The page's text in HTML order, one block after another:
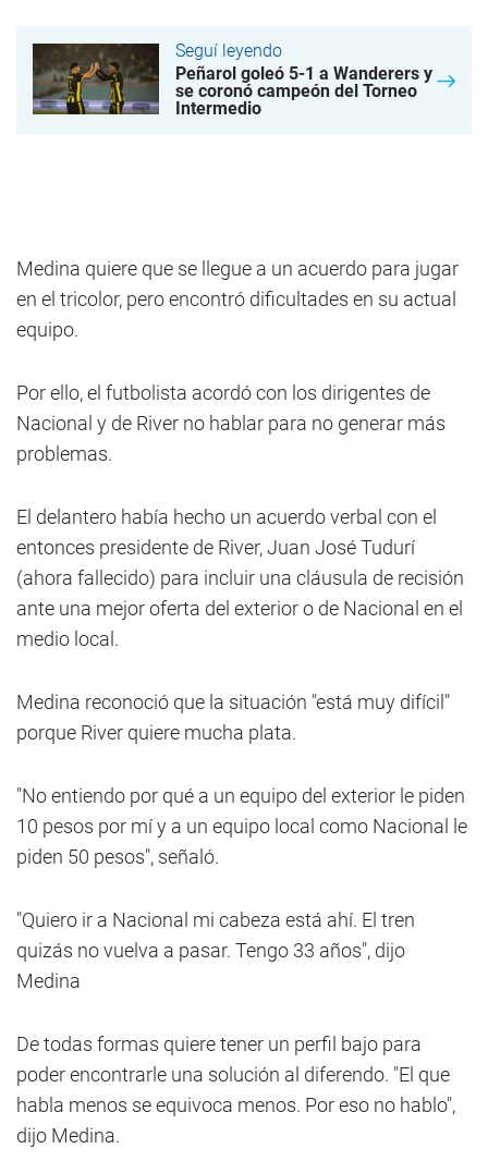
Seguí leyendo
Peñarol goleó 5-1 a Wanderers y
se coronó campeón del Torneo
Intermedio
Medina quiere que se llegue a un acuerdo para jugar
en el tricolor, pero encontró dificultades en su actual
equipo.
Por ello, el futbolista acordó con los dirigentes de
Nacional y de River no hablar para no generar más
problemas.
El delantero había hecho un acuerdo verbal con el
entonces presidente de River, Juan José Tudurí
(ahora fallecido) para incluir una cláusula de recisión
ante una mejor oferta del exterior o de Nacional en el
medio local.
Medina reconoció que la situación "está muy difícil"
porque River quiere mucha plata.
"No entiendo por qué a un equipo del exterior le piden
10 pesos por mí y a un equipo local como Nacional le
piden 50 pesos", señaló.
"Quiero ir a Nacional mi cabeza está ahí. El tren
quizás no vuelva a pasar. Tengo 33 años", dijo
Medina
De todas formas quiere tener un perfil bajo para
poder encontrarle una solución al diferendo. "El que
habla menos se equivoca menos. Por eso no hablo",
dijo Medina.